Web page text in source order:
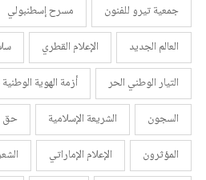
جمعية تيرو للفنون
مسرح إسطنبولي
العالم الجديد
الإعلام القطري
التيار الوطني الحر
أزمة الهوية
السجون
الشريعة الإسلامية
حق
المؤثرون
الإعلام الإماراتي